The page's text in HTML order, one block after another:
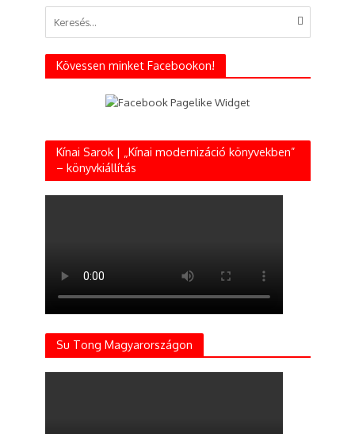
Kövessen minket Facebookon!
Kínai Sarok | „Kínai modernizáció könyvekben”
– könyvkiállítás
Su Tong Magyarországon